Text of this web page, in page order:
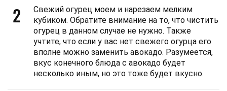
2
Свежий огурец моем и нарезаем мелким
кубиком. Обратите внимание на то, что чистить
огурец в данном случае не нужно. Также
учтите, что если у вас нет свежего огурца его
вполне можно заменить авокадо. Разумеется,
вкус конечного блюда с авокадо будет
несколько иным, но это тоже будет вкусно.